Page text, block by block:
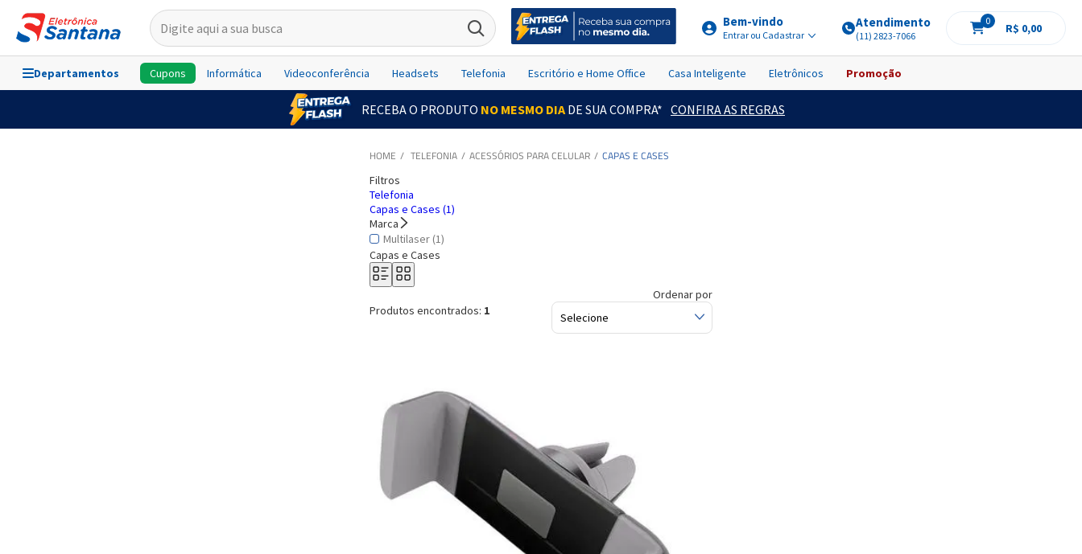
Bem-vindo
Entrar ou Cadastrar
Atendimento
(11) 2823-7066
0
R$ 0,00
Departamentos Cupons Informática Videoconferência Headsets Telefonia Escritório e Home Office Casa Inteligente Eletrônicos Promoção
RECEBA O PRODUTO NO MESMO DIADE SUA COMPRA* CONFIRA AS REGRAS
TELEFONIA ACESSÓRIOS PARA CELULAR CAPAS E CASES
Filtros
Telefonia
Capas e Cases (1)
Marca
Multilaser (1)
Capas e Cases
Produtos encontrados: 1
Ordenar por